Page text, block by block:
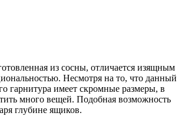
из сосны, отличается изящным
Несмотря на то, что данный
гарнитура имеет скромные размеры, в
много вещей. Подобная возможность
глубине ящиков.